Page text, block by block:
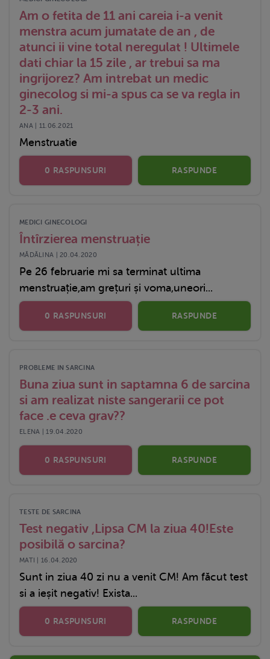
Am o fetita de 11 ani careia i-a venit
menstra acum jumatate de an , de
atunci ii vine total neregulat ! Ultimele
dati chiar la 15 zile , ar trebui sa ma
ingrijorez? Am intrebat un medic
ginecolog si mi-a spus ca se va regla in
2-3 ani.
ANA | 11.06.2021
Menstruatie
0 RASPUNSURI RASPUNDE
MEDICI GINECOLOGI
Întîrzierea menstruație
MĂDĂLINA | 20.04.2020
Pe 26 februarie mi sa terminat ultima
menstruație,am grețuri și voma,uneori...
0 RASPUNSURI RASPUNDE
PROBLEME IN SARCINA
Buna ziua sunt in saptamna 6 de sarcina
si am realizat niste sangerarii ce pot
face .e ceva grav??
ELENA | 19.04.2020
0 RASPUNSURI RASPUNDE
TESTE DE SARCINA
Test negativ ,Lipsa CM la ziua 40!Este
posibilă o sarcina?
MATI | 16.04.2020
Sunt in ziua 40 zi nu a venit CM! Am făcut test
si a ieșit negativ! Exista...
0 RASPUNSURI RASPUNDE